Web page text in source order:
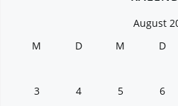
August
M
D M D
3 4 5 6